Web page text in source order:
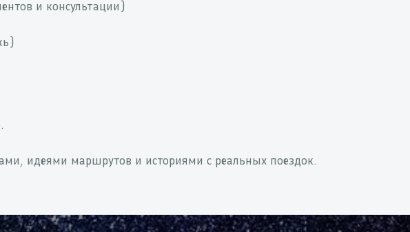
и консультации)
идеями маршрутов и историями с реальных поездок.